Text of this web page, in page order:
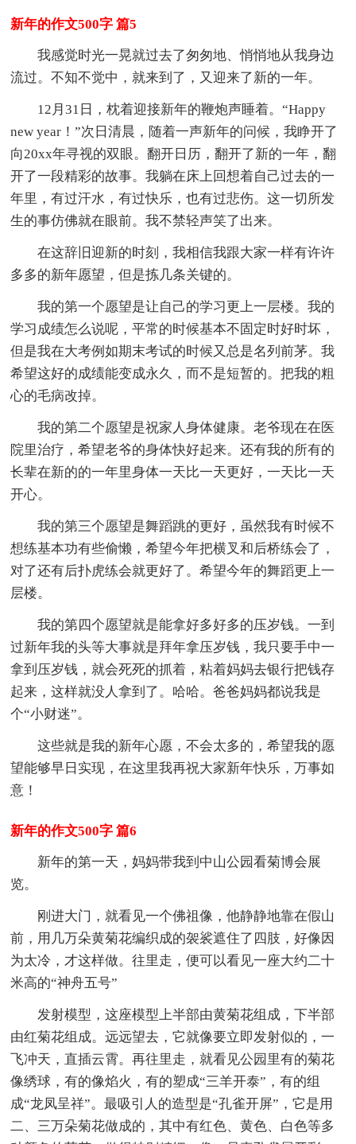
新年的作文500字 篇5
我感觉时光一晃就过去了匆匆地、悄悄地从我身边
流过。不知不觉中，就来到了，又迎来了新的一年。
12月31日，枕着迎接新年的鞭炮声睡着。“Happy
new year！”次日清晨，随着一声新年的问候，我睁开了
向20xx年寻视的双眼。翻开日历，翻开了新的一年，翻
开了一段精彩的故事。我躺在床上回想着自己过去的一
年里，有过汗水，有过快乐，也有过悲伤。这一切所发
生的事仿佛就在眼前。我不禁轻声笑了出来。
在这辞旧迎新的时刻，我相信我跟大家一样有许许
多多的新年愿望，但是拣几条关键的。
我的第一个愿望是让自己的学习更上一层楼。我的
学习成绩怎么说呢，平常的时候基本不固定时好时坏，
但是我在大考例如期末考试的时候又总是名列前茅。我
希望这好的成绩能变成永久，而不是短暂的。把我的粗
心的毛病改掉。
我的第二个愿望是祝家人身体健康。老爷现在在医
院里治疗，希望老爷的身体快好起来。还有我的所有的
长辈在新的的一年里身体一天比一天更好，一天比一天
开心。
我的第三个愿望是舞蹈跳的更好，虽然我有时候不
想练基本功有些偷懒，希望今年把横叉和后桥练会了，
对了还有后扑虎练会就更好了。希望今年的舞蹈更上一
层楼。
我的第四个愿望就是能拿好多好多的压岁钱。一到
过新年我的头等大事就是拜年拿压岁钱，我只要手中一
拿到压岁钱，就会死死的抓着，粘着妈妈去银行把钱存
起来，这样就没人拿到了。哈哈。爸爸妈妈都说我是
个“小财迷”。
这些就是我的新年心愿，不会太多的，希望我的愿
望能够早日实现，在这里我再祝大家新年快乐，万事如
意！
新年的作文500字 篇6
新年的第一天，妈妈带我到中山公园看菊博会展
览。
刚进大门，就看见一个佛祖像，他静静地靠在假山
前，用几万朵黄菊花编织成的袈裟遮住了四肢，好像因
为太冷，才这样做。往里走，便可以看见一座大约二十
米高的“神舟五号”
发射模型，这座模型上半部由黄菊花组成，下半部
由红菊花组成。远远望去，它就像要立即发射似的，一
飞冲天，直插云霄。再往里走，就看见公园里有的菊花
像绣球，有的像焰火，有的塑成“三羊开泰”，有的组
成“龙凤呈祥”。最吸引人的造型是“孔雀开屏”，它是用
二、三万朵菊花做成的，其中有红色、黄色、白色等多